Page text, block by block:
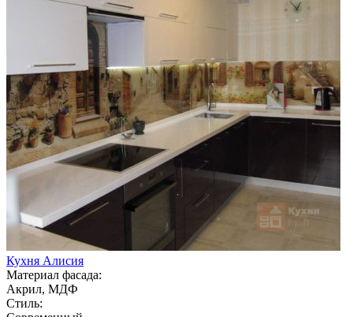
Кухня Алисия
Материал фасада:
Акрил, МДФ
Стиль: